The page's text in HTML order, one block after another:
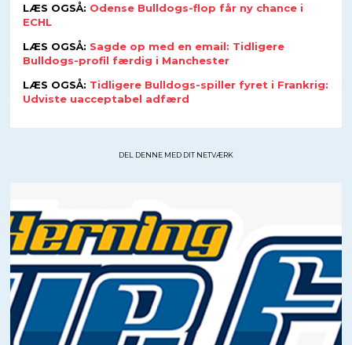
LÆS OGSÅ: Odense Bulldogs-flop får ny chance i
ECHL
LÆS OGSÅ: Sagde op med en email: Tidligere
Bulldogs-profil færdig i Manchester
LÆS OGSÅ: Tidligere Bulldogs-spiller fyret i Frankrig:
Udviste uacceptabel adfærd
DEL DENNE MED DIT NETVÆRK